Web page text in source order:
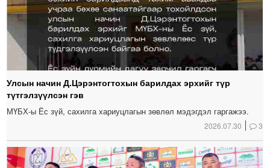
Улсын начин Д.Цэрэнтогтохын барилдах эрхийг түр
түтгэлзүүлсэн гэв
МҮБХ-ы Ёс зүй, сахилга хариуцлагын зөвлөл мэдэгдэл гаргажээ.
2026.07.30 3